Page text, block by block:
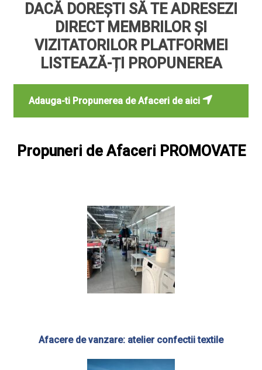
DACĂ DOREȘTI SĂ TE ADRESEZI
DIRECT MEMBRILOR ȘI
VIZITATORILOR PLATFORMEI
LISTEAZĂ-ȚI PROPUNEREA
Adauga-ti Propunerea de Afaceri de aici
Propuneri de Afaceri PROMOVATE
Afacere de vanzare: atelier confectii textile